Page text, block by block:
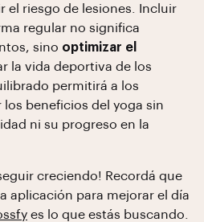
el riesgo de lesiones. Incluir
regular no significa
sino optimizar el
la vida deportiva de los
permitirá a los
beneficios del yoga sin
ni su progreso en la
creciendo! Recordá que
aplicación para mejorar el día
es lo que estás buscando.